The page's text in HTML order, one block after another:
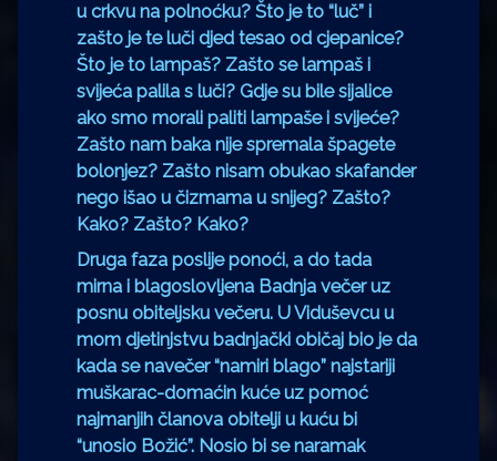
u crkvu na polnoćku? Što je to “luč” i
zašto je te luči djed tesao od cjepanice?
Što je to lampaš? Zašto se lampaš i
svijeća palila s luči? Gdje su bile sijalice
ako smo morali paliti lampaše i svijeće?
Zašto nam baka nije spremala špagete
bolonjez? Zašto nisam obukao skafander
nego išao u čizmama u snijeg? Zašto?
Kako? Zašto? Kako?
Druga faza poslije ponoći, a do tada
mirna i blagoslovljena Badnja večer uz
posnu obiteljsku večeru. U Viduševcu u
mom djetinjstvu badnjački običaj bio je da
kada se navečer “namiri blago” najstariji
muškarac-domaćin kuće uz pomoć
najmanjih članova obitelji u kuću bi
“unosio Božić”. Nosio bi se naramak